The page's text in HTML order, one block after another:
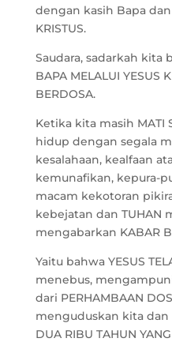
dengan kasih Bapa dan
KRISTUS.
Saudara, sadarkah kita
BAPA MELALUI YESUS
BERDOSA.
Ketika kita masih MATI
hidup dengan segala
kesalahaan, kealfaan
kemunafikan, kepura-
macam kekotoran
kebejatan dan TUHAN
mengabarkan KABAR
Yaitu bahwa YESUS
menebus,
dari PERHAMBAAN
menguduskan kita dan
DUA RIBU TAHUN